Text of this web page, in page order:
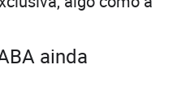
ainda